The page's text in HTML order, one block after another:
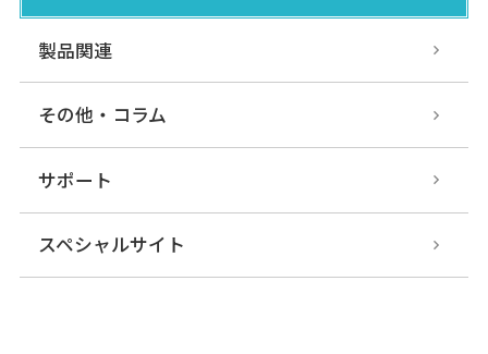
製品関連
その他・コラム
サポート
スペシャルサイト